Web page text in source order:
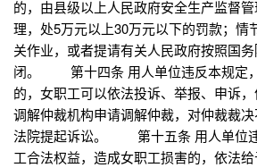
的，由县级以上人民政府安全生产监督
理，处5万元以上30万元以下的罚款；情
关作业，或者提请有关人民政府按照国
闭。 第十四条 用人单位违反本规定
的，女职工可以依法投诉、举报、申诉
调解仲裁机构申请调解仲裁，对仲裁裁
法院提起诉讼。 第十五条 用人单位
工合法权益，造成女职工损害的，依法